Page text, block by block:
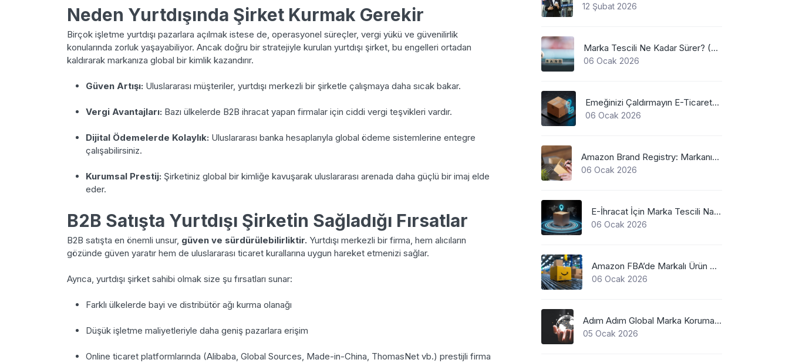
Neden Yurtdışında Şirket Kurmak Gerekir
Birçok işletme yurtdışı pazarlara açılmak istese de, operasyonel süreçler, vergi yükü ve güvenilirlik
konularında zorluk yaşayabiliyor. Ancak doğru bir stratejiyle kurulan yurtdışı şirket, bu engelleri ortadan
kaldırarak markanıza global bir kimlik kazandırır.
Güven Artışı: Uluslararası müşteriler, yurtdışı merkezli bir şirketle çalışmaya daha sıcak bakar.
Vergi Avantajları: Bazı ülkelerde B2B ihracat yapan firmalar için ciddi vergi teşvikleri vardır.
Dijital Ödemelerde Kolaylık: Uluslararası banka hesaplarıyla global ödeme sistemlerine entegre
çalışabilirsiniz.
Kurumsal Prestij: Şirketiniz global bir kimliğe kavuşarak uluslararası arenada daha güçlü bir imaj elde
eder.
B2B Satışta Yurtdışı Şirketin Sağladığı Fırsatlar
B2B satışta en önemli unsur, güven ve sürdürülebilirliktir. Yurtdışı merkezli bir firma, hem alıcıların
gözünde güven yaratır hem de uluslararası ticaret kurallarına uygun hareket etmenizi sağlar.
Ayrıca, yurtdışı şirket sahibi olmak size şu fırsatları sunar:
Farklı ülkelerde bayi ve distribütör ağı kurma olanağı
Düşük işletme maliyetleriyle daha geniş pazarlara erişim
Online ticaret platformlarında (Alibaba, Global Sources, Made-in-China, ThomasNet vb.) prestijli firma
12 Şubat 2026
Marka Tescili Ne Kadar Sürer? (2026 Güncel Süreler)
06 Ocak 2026
Emeğinizi Çaldırmayın E-Ticarette Marka Koruma
06 Ocak 2026
Amazon Brand Registry: Markanızı Hijackerlardan Koruyun
06 Ocak 2026
E-İhracat İçin Marka Tescili Nasıl Yapılır?
06 Ocak 2026
Amazon FBA’de Markalı Ürün Gönderimi
06 Ocak 2026
Adım Adım Global Marka Koruma Sistemi Nasıl Çalışır?
05 Ocak 2026